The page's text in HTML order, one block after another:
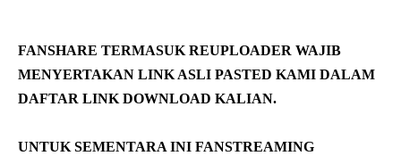
FANSHARE TERMASUK REUPLOADER WAJIB
MENYERTAKAN LINK ASLI PASTED KAMI DALAM
DAFTAR LINK DOWNLOAD KALIAN.
UNTUK SEMENTARA INI FANSTREAMING